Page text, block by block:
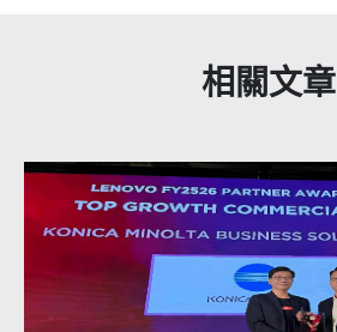
相關文章